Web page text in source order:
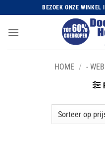
naar
inhoud
BEZOEK ONZE WINKEL
HOME / -